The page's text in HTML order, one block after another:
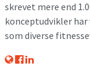
skrevet mere end
konceptudvikler har
som diverse